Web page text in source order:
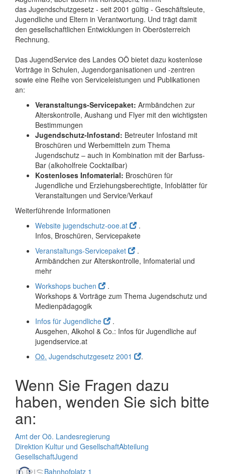
das Jugendschutzgesetz - seit 2001 gültig - Geschäftsleute,
Jugendliche und Eltern in Verantwortung. Und trägt damit
den gesellschaftlichen Entwicklungen in Oberösterreich
Rechnung.
Das JugendService des Landes OÖ bietet dazu kostenlose
Vorträge in Schulen, Jugendorganisationen und -zentren
sowie eine Reihe von Serviceleistungen und Publikationen
an:
Veranstaltungs-Servicepaket: Armbändchen zur
Alterskontrolle, Aushang und Flyer mit den wichtigsten
Bestimmungen
Jugendschutz-Infostand: Betreuter Infostand mit
Broschüren und Werbemitteln zum Thema
Jugendschutz – auch in Kombination mit der Barfuss-
Bar (alkoholfreie Cocktailbar)
Kostenloses Infomaterial: Broschüren für
Jugendliche und Erziehungsberechtigte, Infoblätter für
Veranstaltungen und Service/Verkauf
Weiterführende Informationen
Website jugendschutz-ooe.at
.
Infos, Broschüren, Servicepakete
Veranstaltungs-Servicepaket
.
Armbändchen zur Alterskontrolle, Infomaterial und
mehr
Workshops buchen
.
Workshops & Vorträge zum Thema Jugendschutz und
Medienpädagogik
Infos für Jugendliche
.
Ausgehen, Alkohol & Co.: Infos für Jugendliche auf
jugendservice.at
Oö. Jugendschutzgesetz 2001 .
Wenn Sie Fragen dazu
haben, wenden Sie sich bitte
an:
Amt der Oö. Landesregierung
Direktion Kultur und GesellschaftAbteilung
GesellschaftJugend
Bahnhofplatz 1